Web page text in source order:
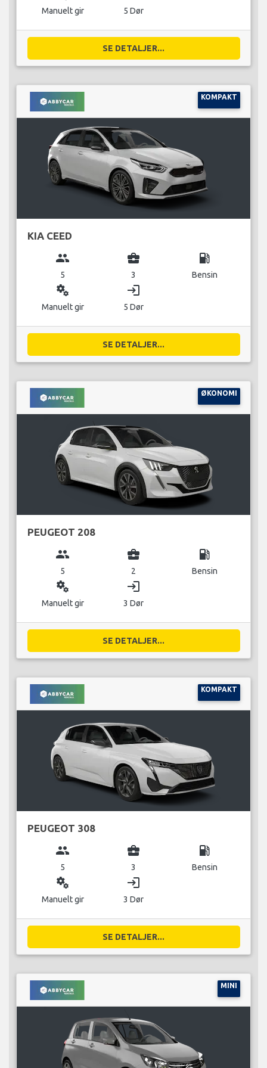
Manuelt gir 5 Dør
SE DETALJER...
KOMPAKT
KIA CEED
group
5
business_center
3
local_gas_station
Bensin
miscellaneous_services
Manuelt gir
login
5 Dør
SE DETALJER...
ØKONOMI
PEUGEOT 208
group
5
business_center
2
local_gas_station
Bensin
miscellaneous_services
Manuelt gir
login
3 Dør
SE DETALJER...
KOMPAKT
PEUGEOT 308
group
5
business_center
3
local_gas_station
Bensin
miscellaneous_services
Manuelt gir
login
3 Dør
SE DETALJER...
MINI